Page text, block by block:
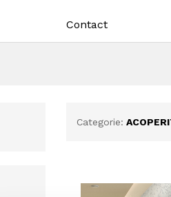
Contact
Categorie: